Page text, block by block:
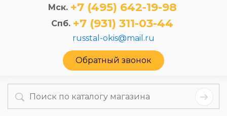
Мск. +7 (495) 642-19-98
Спб. +7 (931) 311-03-44
russtal-okis@mail.ru
Обратный звонок